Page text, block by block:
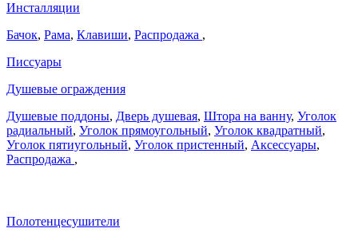
Инсталляции
Бачок, Рама, Клавиши, Распродажа ,
Писсуары
Душевые ограждения
Душевые поддоны, Дверь душевая, Штора на ванну, Уголок
радиальный, Уголок прямоугольный, Уголок квадратный,
Уголок пятиугольный, Уголок пристенный, Аксессуары,
Распродажа ,
Полотенцесушители